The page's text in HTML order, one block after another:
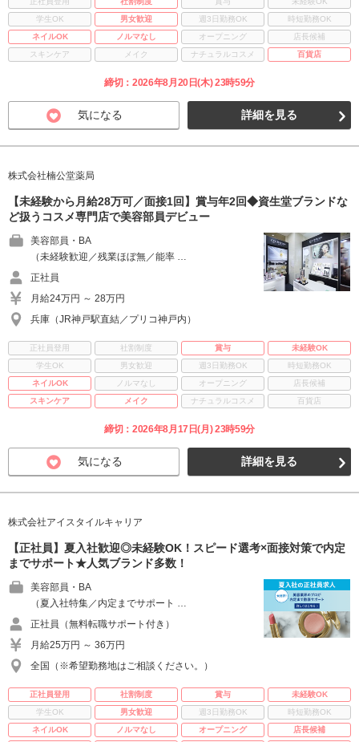
学生OK
男女歓迎 週3日勤務OK
時短勤務OK
ネイルOK
ノルマなし オープニング
店長候補
スキンケア
メイク ナチュラルコスメ 百貨店
締切：2026年8月20日(木) 23時59分
気になる 詳細を見る
株式会社楠公堂薬局
【未経験から月給28万可／面接1回】賞与年2回◆資生堂ブランドな
ど扱うコスメ専門店で美容部員デビュー
美容部員・BA
（未経験歓迎／残業ほぼ無／能率 …
正社員
月給24万円 ～ 28万円
兵庫（JR神戸駅直結／プリコ神戸内）
正社員登用 社割制度 賞与
未経験OK
学生OK
男女歓迎 週3日勤務OK
時短勤務OK
ネイルOK
ノルマなし オープニング
店長候補
スキンケア
メイク ナチュラルコスメ 百貨店
締切：2026年8月17日(月) 23時59分
気になる 詳細を見る
株式会社アイスタイルキャリア
【正社員】夏入社歓迎◎未経験OK！スピード選考×面接対策で内定
までサポート★人気ブランド多数！
美容部員・BA
（夏入社特集／内定までサポート …
正社員（無料転職サポート付き）
月給25万円 ～ 36万円
全国（※希望勤務地はご相談ください。）
正社員登用 社割制度 賞与
未経験OK
学生OK
男女歓迎 週3日勤務OK
時短勤務OK
ネイルOK
ノルマなし オープニング
店長候補